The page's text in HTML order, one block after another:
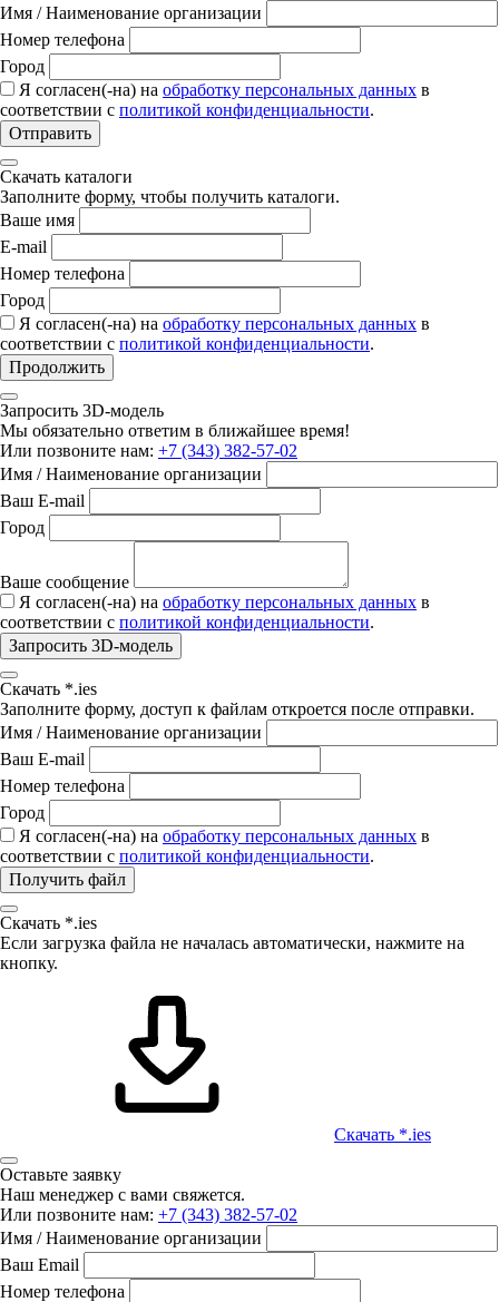
Имя / Наименование организации
Номер телефона
Город
Я согласен(-на) на обработку персональных данных в
соответствии с политикой конфиденциальности.
Отправить
Скачать каталоги
Заполните форму, чтобы получить каталоги.
Ваше имя
E-mail
Номер телефона
Город
Я согласен(-на) на обработку персональных данных в
соответствии с политикой конфиденциальности.
Продолжить
Запросить 3D-модель
Мы обязательно ответим в ближайшее время!
Или позвоните нам: +7 (343) 382-57-02
Имя / Наименование организации
Ваш E-mail
Город
Ваше сообщение
Я согласен(-на) на обработку персональных данных в
соответствии с политикой конфиденциальности.
Запросить 3D-модель
Скачать *.ies
Заполните форму, доступ к файлам откроется после отправки.
Имя / Наименование организации
Ваш E-mail
Номер телефона
Город
Я согласен(-на) на обработку персональных данных в
соответствии с политикой конфиденциальности.
Получить файл
Скачать *.ies
Если загрузка файла не началась автоматически, нажмите на
кнопку.
Скачать *.ies
Оставьте заявку
Наш менеджер с вами свяжется.
Или позвоните нам: +7 (343) 382-57-02
Имя / Наименование организации
Ваш Email
Номер телефона